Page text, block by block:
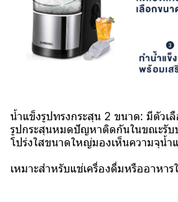
น้ำแข็งรูปทรงกระสุน 2 ขนาด: มีตัวเ
รูปกระสุนหมดปัญหาติดกันในขณะรับ
โปร่งใสขนาดใหญ่มองเห็นความจุน้ำ
เหมาะสำหรับแช่เครื่องดื่มหรืออาหา